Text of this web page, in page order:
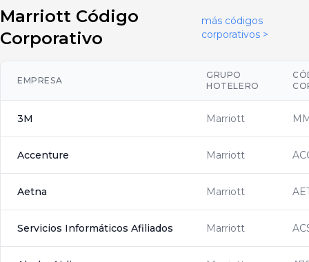
Marriott Código
Corporativo
más códigos
corporativos >
EMPRESA
GRUPO
HOTELERO
3M Marriott
Accenture Marriott
Aetna Marriott
Servicios Informáticos Afiliados Marriott